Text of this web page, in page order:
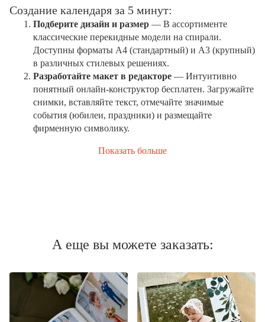
Создание календаря за 5 минут:
Подберите дизайн и размер — В ассортименте
классические перекидные модели на спирали.
Доступны форматы А4 (стандартный) и А3 (крупный)
в различных стилевых решениях.
Разработайте макет в редакторе — Интуитивно
понятный онлайн-конструктор бесплатен. Загружайте
снимки, вставляйте текст, отмечайте значимые
события (юбилеи, праздники) и размещайте
фирменную символику.
Показать больше
А еще вы можете заказать: